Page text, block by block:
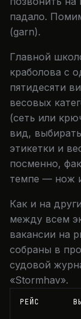
падало.
(garn).
Главной
краболова с
пятидесяти
весовых
(сеть или
вид,
этикетки и
посменно,
темпе — нож
Как и на
между всем
вакансии на
собраны в
судовой
«Stormhav».
РЕЙС